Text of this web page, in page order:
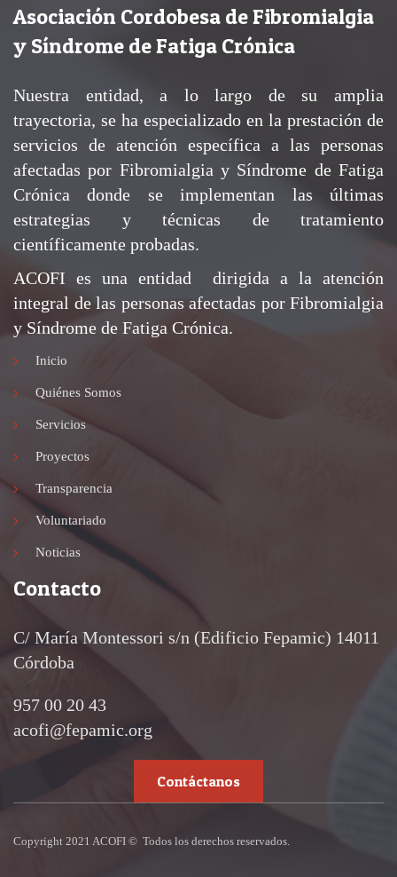
Asociación Cordobesa de Fibromialgia
y Síndrome de Fatiga Crónica
Nuestra entidad, a lo largo de su amplia
trayectoria, se ha especializado en la prestación de
servicios de atención específica a las personas
afectadas por Fibromialgia y Síndrome de Fatiga
Crónica donde se implementan las últimas
estrategias y técnicas de tratamiento
científicamente probadas.
ACOFI es una entidad dirigida a la atención
integral de las personas afectadas por Fibromialgia
y Síndrome de Fatiga Crónica.
Inicio
Quiénes Somos
Servicios
Proyectos
Transparencia
Voluntariado
Noticias
Contacto
C/ María Montessori s/n (Edificio Fepamic) 14011
Córdoba
957 00 20 43
acofi@fepamic.org
Contáctanos
Copyright 2021 ACOFI © Todos los derechos reservados.